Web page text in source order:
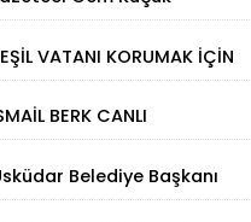
VATANI KORUMAK İÇİN
ÇÖZÜM
BERK CANLI
OLDU!
Belediye Başkanı
Dedetaş tutuklandı